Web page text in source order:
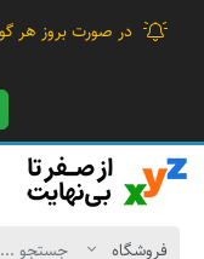
در صورت بروز هر